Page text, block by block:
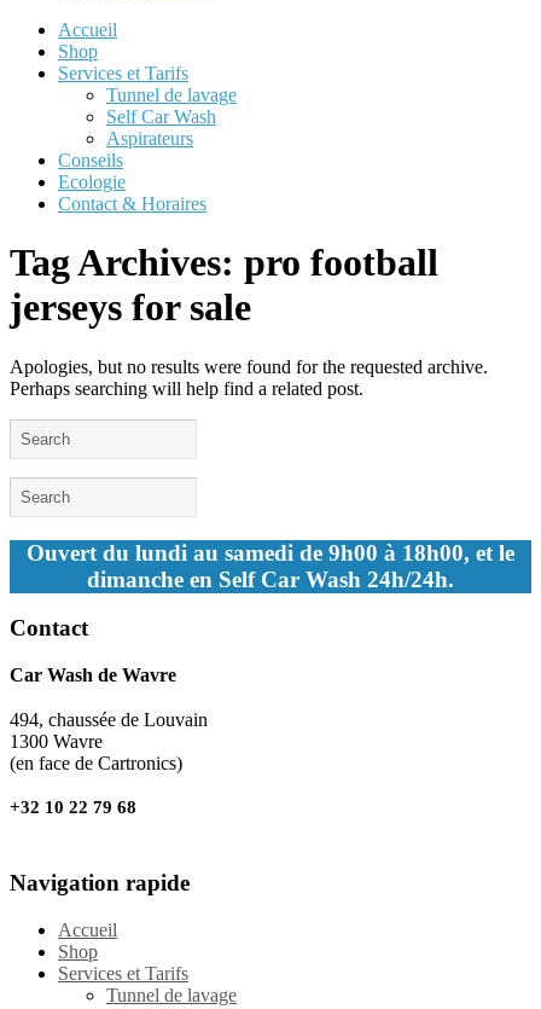
Accueil
Shop
Services et Tarifs
Tunnel de lavage
Self Car Wash
Aspirateurs
Conseils
Ecologie
Contact & Horaires
Tag Archives: pro football
jerseys for sale
Apologies, but no results were found for the requested archive.
Perhaps searching will help find a related post.
Ouvert du lundi au samedi de 9h00 à 18h00, et le
dimanche en Self Car Wash 24h/24h.
Contact
Car Wash de Wavre
494, chaussée de Louvain
1300 Wavre
(en face de Cartronics)
+32 10 22 79 68
Navigation rapide
Accueil
Shop
Services et Tarifs
Tunnel de lavage